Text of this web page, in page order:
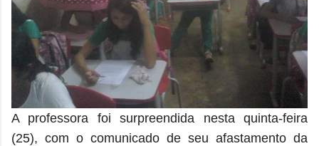
A professora foi surpreendida nesta quinta-feira
(25), com o comunicado de seu afastamento da